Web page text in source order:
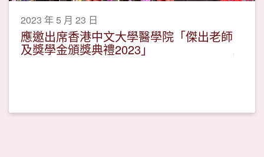
2023 年 5 月 23 日
應邀出席香港中文大學醫學院「傑出老師
及獎學金頒獎典禮2023」